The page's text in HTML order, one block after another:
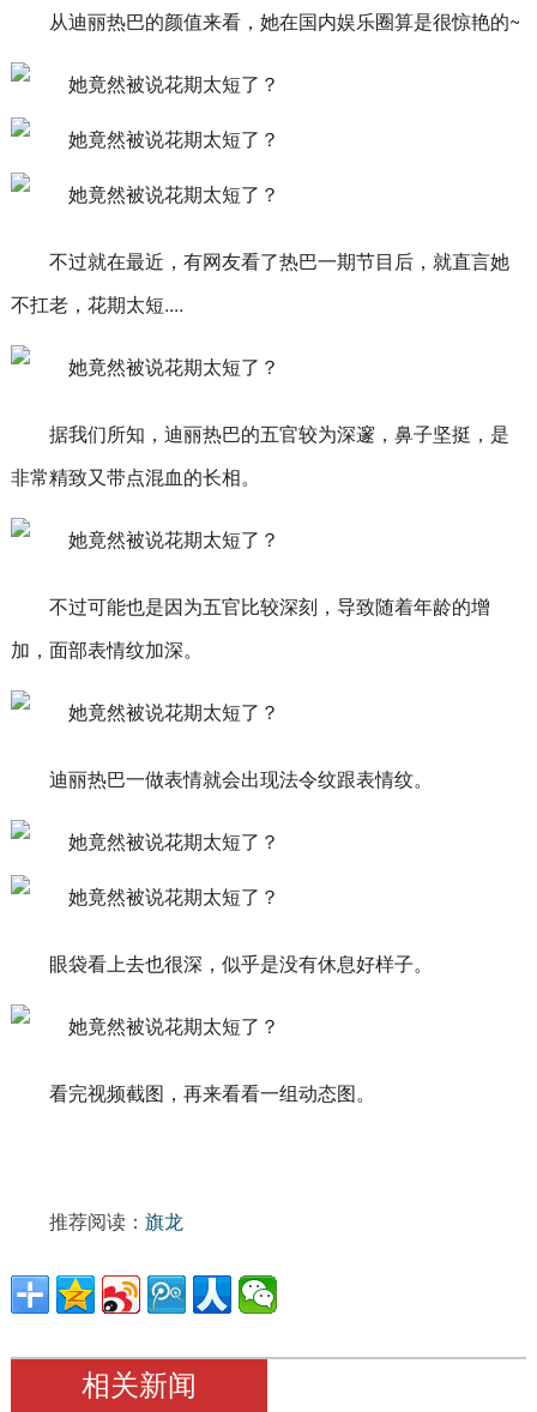
从迪丽热巴的颜值来看，她在国内娱乐圈算是很惊艳的~
不过就在最近，有网友看了热巴一期节目后，就直言她
不扛老，花期太短....
据我们所知，迪丽热巴的五官较为深邃，鼻子坚挺，是
非常精致又带点混血的长相。
不过可能也是因为五官比较深刻，导致随着年龄的增
加，面部表情纹加深。
迪丽热巴一做表情就会出现法令纹跟表情纹。
眼袋看上去也很深，似乎是没有休息好样子。
看完视频截图，再来看看一组动态图。
推荐阅读： 旗龙
相关新闻